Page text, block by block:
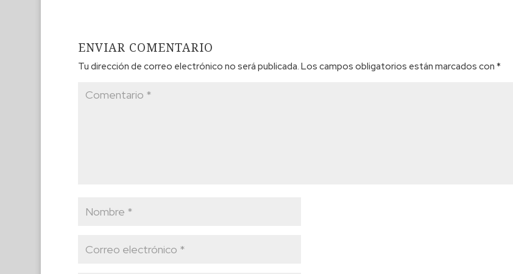
ENVIAR COMENTARIO
Tu dirección de correo electrónico no será publicada. Los campos obligatorios están marcados con *